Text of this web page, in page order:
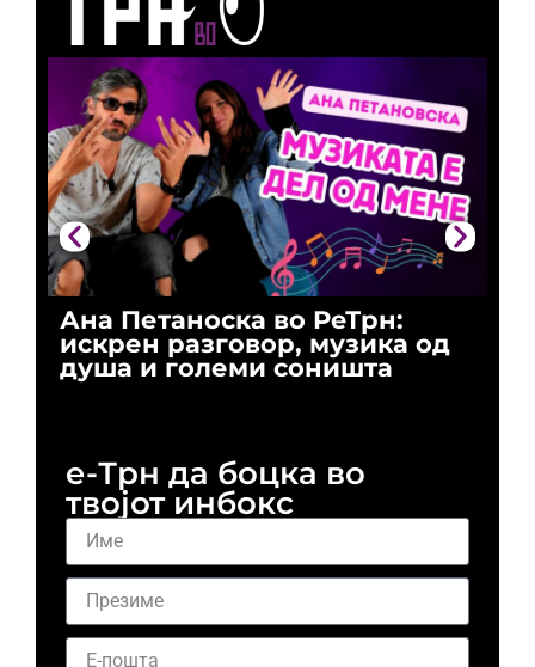
Ана Петаноска во РеТрн:
искрен разговор, музика од
душа и големи соништа
е-Трн да боцка во
твојот инбокс